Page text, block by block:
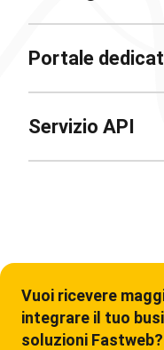
Portale
Servizio API
Vuoi ricevere
integrare il tuo
soluzioni Fastweb?